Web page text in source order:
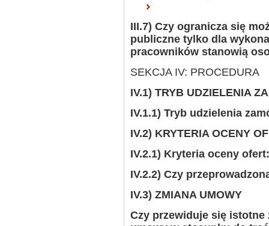
III.7) Czy ogranicza się
publiczne tylko dla
pracowników stanowią
SEKCJA IV: PROCEDURA
IV.1) TRYB UDZIELENIA
IV.1.1) Tryb udzielenia
IV.2) KRYTERIA OCENY
IV.2.1) Kryteria oceny
IV.2.2) Czy
IV.3) ZMIANA UMOWY
Czy przewiduje się